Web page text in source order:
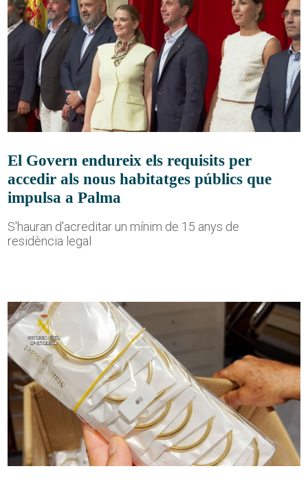
El Govern endureix els requisits per
accedir als nous habitatges públics que
impulsa a Palma
S'hauran d'acreditar un mínim de 15 anys de
residència legal